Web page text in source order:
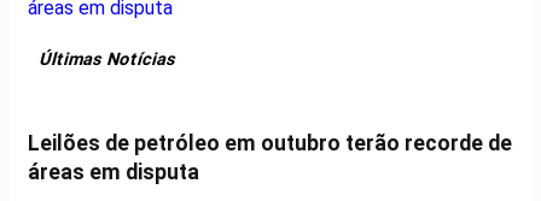
Últimas Notícias
Leilões de petróleo em outubro terão recorde de
áreas em disputa